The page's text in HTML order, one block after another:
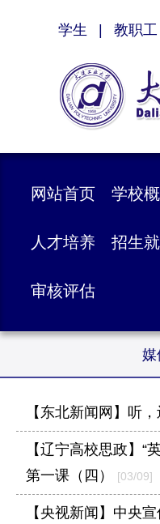
学生 教职工
网站首页 学校
人才培养 招生
审核评估
媒
【东北新闻网】听
【辽宁高校思政】“
第一课（四）
[03/09]
【央视新闻】中央